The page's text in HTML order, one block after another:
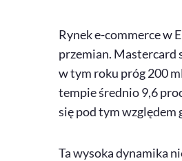
Ryneke-commercew
przemian. Mastercard
w tym roku próg 200
tempie średnio 9,6
się pod tym względem
Ta wysoka dynamika